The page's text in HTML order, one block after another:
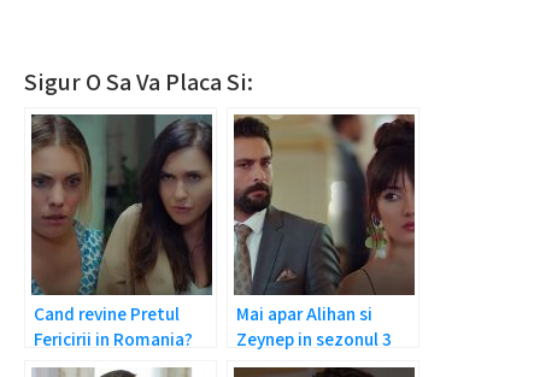
Sigur O Sa Va Placa Si:
Cand revine Pretul
Fericirii in Romania?
Mai apar Alihan si
Zeynep in sezonul 3
din Pretul Fericirii?